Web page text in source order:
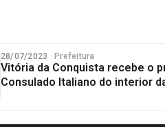
28/07/2023 · Prefeitura
Vitória da Conquista recebe o
Consulado Italiano do interior